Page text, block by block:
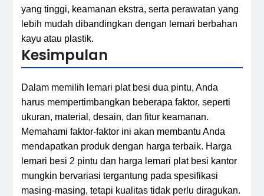
yang tinggi, keamanan ekstra, serta perawatan yang
lebih mudah dibandingkan dengan lemari berbahan
kayu atau plastik.
Kesimpulan
Dalam memilih lemari plat besi dua pintu, Anda
harus mempertimbangkan beberapa faktor, seperti
ukuran, material, desain, dan fitur keamanan.
Memahami faktor-faktor ini akan membantu Anda
mendapatkan produk dengan harga terbaik. Harga
lemari besi 2 pintu dan harga lemari plat besi kantor
mungkin bervariasi tergantung pada spesifikasi
masing-masing, tetapi kualitas tidak perlu diragukan.